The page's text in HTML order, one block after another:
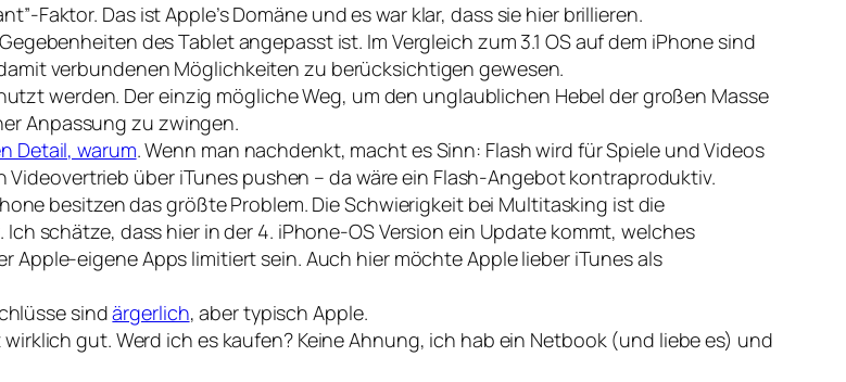
Faktor. Das ist Apple’s Domäne und es war klar, dass sie hier brillieren.
des Tablet angepasst ist. Im Vergleich zum 3.1 OS auf dem iPhone sind
verbundenen Möglichkeiten zu berücksichtigen gewesen.
werden. Der einzig mögliche Weg, um den unglaublichen Hebel der großen Masse
Anpassung zu zwingen.
Detail, warum. Wenn man nachdenkt, macht es Sinn: Flash wird für Spiele und Videos
über iTunes pushen – da wäre ein Flash-Angebot kontraproduktiv.
besitzen das größte Problem. Die Schwierigkeit bei Multitasking ist die
schätze, dass hier in der 4. iPhone-OS Version ein Update kommt, welches
eigene Apps limitiert sein. Auch hier möchte Apple lieber iTunes als
sindärgerlich, aber typisch Apple.
gut. Werd ich es kaufen? Keine Ahnung, ich hab ein Netbook (und liebe es) und